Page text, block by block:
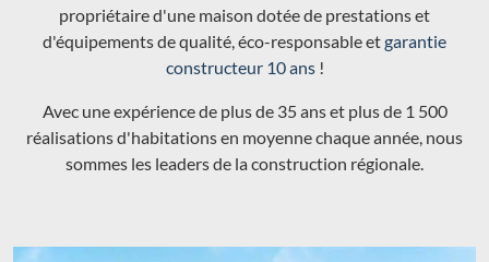
propriétaire d'une maison dotée de prestations et
d'équipements de qualité, éco-responsable etgarantie
constructeur 10 ans!
Avec une expérience de plus de 35 ans et plus de 1 500
réalisations d'habitations en moyenne chaque année, nous
sommes les leaders de la construction régionale.